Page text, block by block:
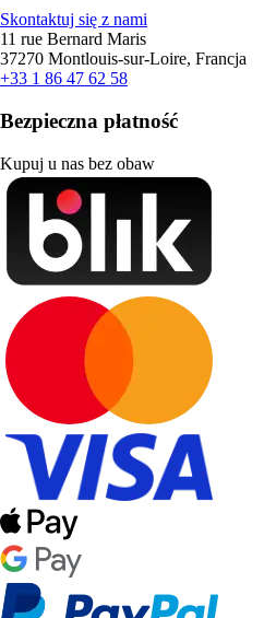
Skontaktuj się z nami
11 rue Bernard Maris
37270 Montlouis-sur-Loire, Francja
+33 1 86 47 62 58
Bezpieczna płatność
Kupuj u nas bez obaw